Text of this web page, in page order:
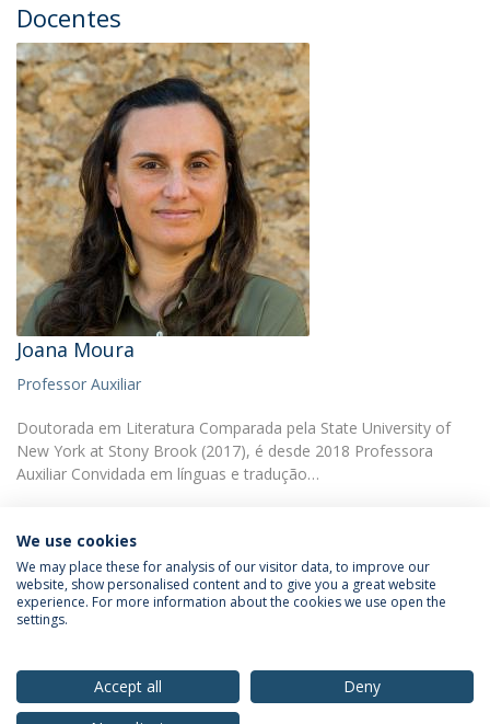
Docentes
Joana Moura
Professor Auxiliar
Doutorada em Literatura Comparada pela State University of
New York at Stony Brook (2017), é desde 2018 Professora
Auxiliar Convidada em línguas e tradução…
Política de Privacidade
Termos & Condições
We use cookies
We may place these for analysis of our visitor data, to improve our
website, show personalised content and to give you a great website
experience. For more information about the cookies we use open the
settings.
Accept all
Deny